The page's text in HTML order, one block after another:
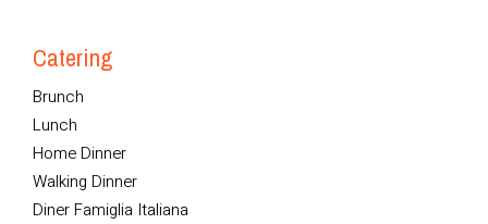
Catering
Brunch
Lunch
Home Dinner
Walking Dinner
Diner Famiglia Italiana